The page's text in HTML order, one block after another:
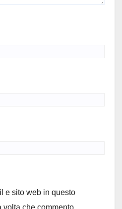
e sito web in questo
volta che commento.